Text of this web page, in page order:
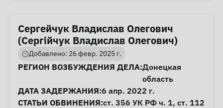
Сергейчук Владислав Олегович
(Сергійчук Владислав Олегович)
Добавлено: 26 февр. 2025 г.
Информация о деле
РЕГИОН ВОЗБУЖДЕНИЯ ДЕЛА:Донецкая
область
ДАТА ЗАДЕРЖАНИЯ:6 апр. 2022 г.
СТАТЬИ ОБВИНЕНИЯ:ст. 356 УК РФ ч. 1, ст. 112